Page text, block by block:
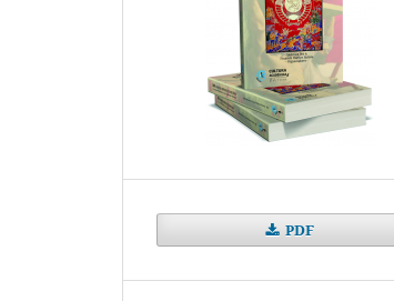
PDF